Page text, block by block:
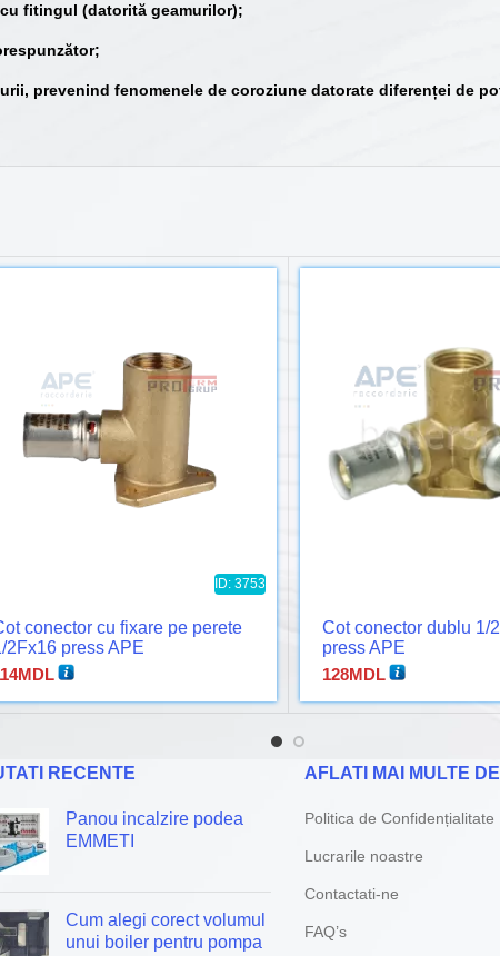
fitingul (datorită geamurilor);
prevenind fenomenele de coroziune datorate diferenței de
ID: 3753
conector cu fixare pe perete
2Fx16 press APE
MDL
Cot conector dublu 1/
press APE
128MDL
RECENTE
Panou incalzire podea
EMMETI
Cum alegi corect volumul
unui boiler pentru pompa
AFLATI MAI MULTE
Politica de Confidențialitate
Lucrarile noastre
Contactati-ne
FAQ’s